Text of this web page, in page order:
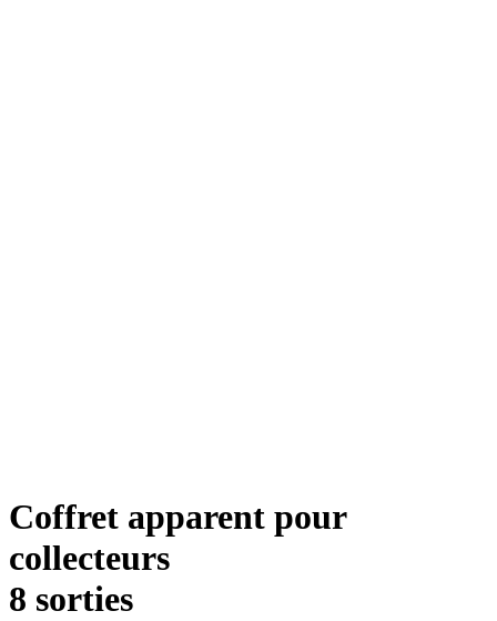
Coffret apparent pour
collecteurs
8 sorties